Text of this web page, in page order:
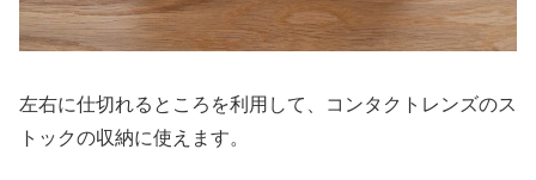
左右に仕切れるところを利用して、コンタクトレンズのス
トックの収納に使えます。